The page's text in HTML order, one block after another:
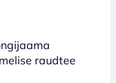
raudtee